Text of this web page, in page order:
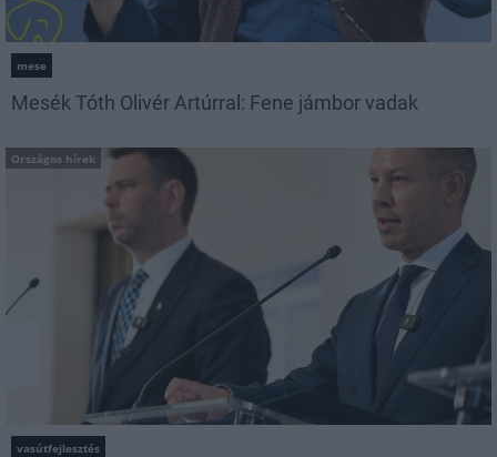
mese
Mesék Tóth Olivér Artúrral: Fene jámbor vadak
Országos hírek
vasútfejlesztés